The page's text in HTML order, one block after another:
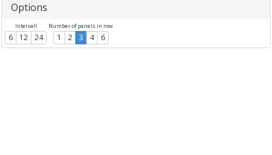
Options
Intervall
6 12 24
Number of panels in row
1 2 3 4 6